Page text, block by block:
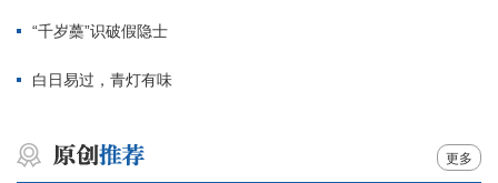
“千岁蘽”识破假隐士
白日易过，青灯有味
更多